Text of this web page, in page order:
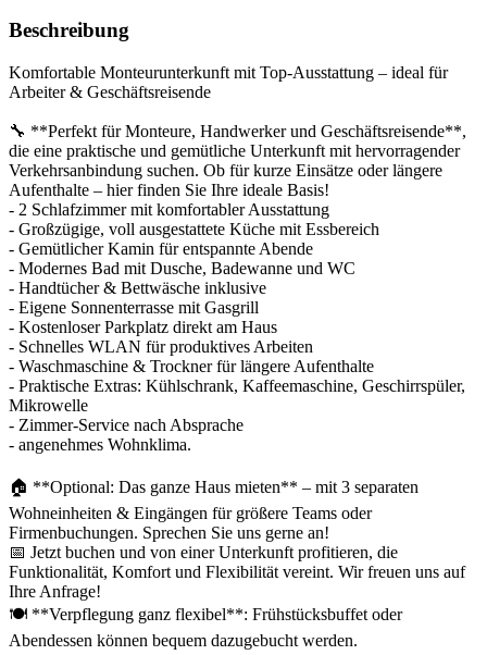
Beschreibung
Komfortable Monteurunterkunft mit Top-Ausstattung – ideal für
Arbeiter & Geschäftsreisende
🔧 **Perfekt für Monteure, Handwerker und Geschäftsreisende**,
die eine praktische und gemütliche Unterkunft mit hervorragender
Verkehrsanbindung suchen. Ob für kurze Einsätze oder längere
Aufenthalte – hier finden Sie Ihre ideale Basis!
- 2 Schlafzimmer mit komfortabler Ausstattung
- Großzügige, voll ausgestattete Küche mit Essbereich
- Gemütlicher Kamin für entspannte Abende
- Modernes Bad mit Dusche, Badewanne und WC
- Handtücher & Bettwäsche inklusive
- Eigene Sonnenterrasse mit Gasgrill
- Kostenloser Parkplatz direkt am Haus
- Schnelles WLAN für produktives Arbeiten
- Waschmaschine & Trockner für längere Aufenthalte
- Praktische Extras: Kühlschrank, Kaffeemaschine, Geschirrspüler,
Mikrowelle
- Zimmer-Service nach Absprache
- angenehmes Wohnklima.
🏠 **Optional: Das ganze Haus mieten** – mit 3 separaten
Wohneinheiten & Eingängen für größere Teams oder
Firmenbuchungen. Sprechen Sie uns gerne an!
📅 Jetzt buchen und von einer Unterkunft profitieren, die
Funktionalität, Komfort und Flexibilität vereint. Wir freuen uns auf
Ihre Anfrage!
🍽️ **Verpflegung ganz flexibel**: Frühstücksbuffet oder
Abendessen können bequem dazugebucht werden.